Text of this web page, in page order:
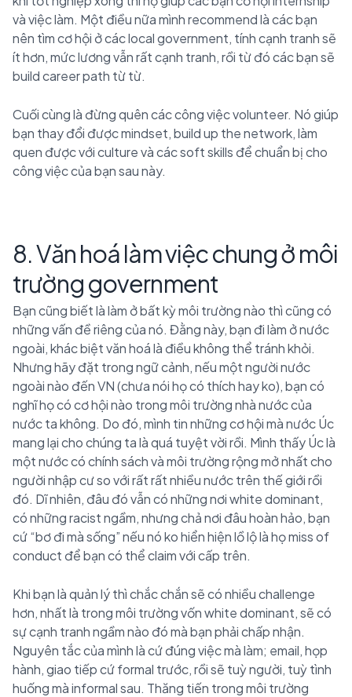
và việc làm. Một điều nữa mình recommend là các bạn
nên tìm cơ hội ở các local government, tính cạnh tranh sẽ
ít hơn, mức lương vẫn rất cạnh tranh, rồi từ đó các bạn sẽ
build career path từ từ.
Cuối cùng là đừng quên các công việc volunteer. Nó giúp
bạn thay đổi được mindset, build up the network, làm
quen được với culture và các soft skills để chuẩn bị cho
công việc của bạn sau này.
8. Văn hoá làm việc chung ở môi
trường government
Bạn cũng biết là làm ở bất kỳ môi trường nào thì cũng có
những vấn đề riêng của nó. Đằng này, bạn đi làm ở nước
ngoài, khác biệt văn hoá là điều không thể tránh khỏi.
Nhưng hãy đặt trong ngữ cảnh, nếu một người nước
ngoài nào đến VN (chưa nói họ có thích hay ko), bạn có
nghĩ họ có cơ hội nào trong môi trường nhà nước của
nước ta không. Do đó, mình tin những cơ hội mà nước Úc
mang lại cho chúng ta là quá tuyệt vời rồi. Mình thấy Úc là
một nước có chính sách và môi trường rộng mở nhất cho
người nhập cư so với rất rất nhiều nước trên thế giới rồi
đó. Dĩ nhiên, đâu đó vẫn có những nơi white dominant,
có những racist ngầm, nhưng chả nơi đâu hoàn hảo, bạn
cứ “bơ đi mà sống” nếu nó ko hiển hiện lồ lộ là họ miss of
conduct để bạn có thể claim với cấp trên.
Khi bạn là quản lý thì chắc chắn sẽ có nhiều challenge
hơn, nhất là trong môi trường vốn white dominant, sẽ có
sự cạnh tranh ngầm nào đó mà bạn phải chấp nhận.
Nguyên tắc của mình là cứ đúng việc mà làm; email, họp
hành, giao tiếp cứ formal trước, rồi sẽ tuỳ người, tuỳ tình
huống mà informal sau. Thăng tiến trong môi trường